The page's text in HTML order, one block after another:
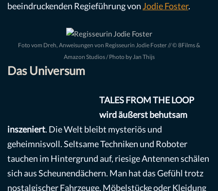
beeindruckenden Regieführung vonJodie Foster.
Foto vom Dreh, Anweisungen von Regisseurin Jodie Foster // © 8Films &
Amazon Studios / Photo by Jan Thijs
Das Universum
TALES FROM THE LOOP
wird äußerst behutsam
inszeniert. Die Welt bleibt mysteriös und
geheimnisvoll. Seltsame Techniken und Roboter
tauchen im Hintergrund auf, riesige Antennen schälen
sich aus Scheunendächern. Man hat das Gefühl trotz
nostalgischer Fahrzeuge, Möbelstücke oder Kleidung